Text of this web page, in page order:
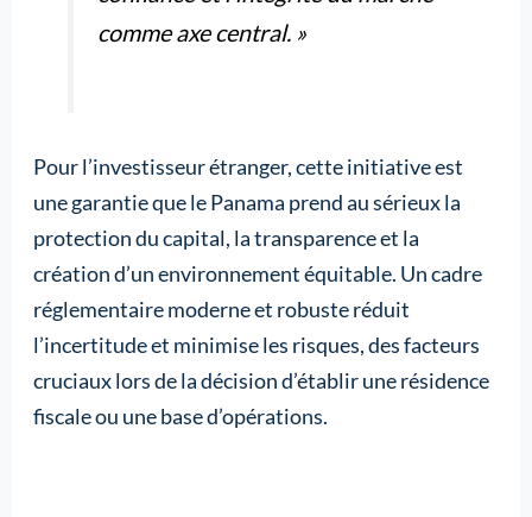
comme axe central. »
Pour l’investisseur étranger, cette initiative est
une garantie que le Panama prend au sérieux la
protection du capital, la transparence et la
création d’un environnement équitable. Un cadre
réglementaire moderne et robuste réduit
l’incertitude et minimise les risques, des facteurs
cruciaux lors de la décision d’établir une résidence
fiscale ou une base d’opérations.